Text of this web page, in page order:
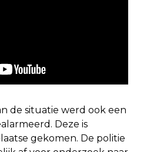
de situatie werd ook een
Deze is
gekomen. De politie